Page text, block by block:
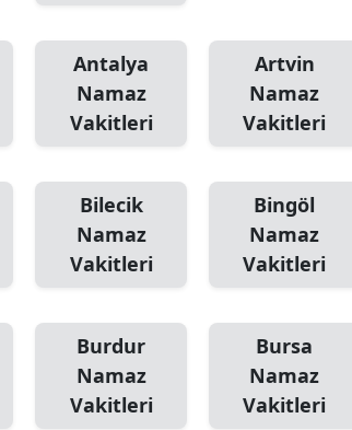
Antalya
Namaz
Vakitleri
Artvin
Namaz
Vakitleri
Bilecik
Namaz
Vakitleri
Bingöl
Namaz
Vakitleri
Burdur
Namaz
Vakitleri
Bursa
Namaz
Vakitleri